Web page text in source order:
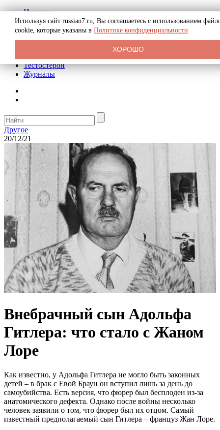
История
Биография
Криминал
Реклама на сайте
Тестостерон
Журналы
Другое
20/12/21
Внебрачный сын Адольфа
Гитлера: что стало с Жаном
Лоре
Как известно, у Адольфа Гитлера не могло быть законных
детей – в брак с Евой Браун он вступил лишь за день до
самоубийства. Есть версия, что фюрер был бесплоден из-за
анатомического дефекта. Однако после войны несколько
человек заявили о том, что фюрер был их отцом. Самый
известный предполагаемый сын Гитлера – француз Жан Лоре.
Используя сайт russian7.ru, Вы соглашаетесь с использованием
cookie, которые указаны в Политике конфиденциальности
ХОРОШО